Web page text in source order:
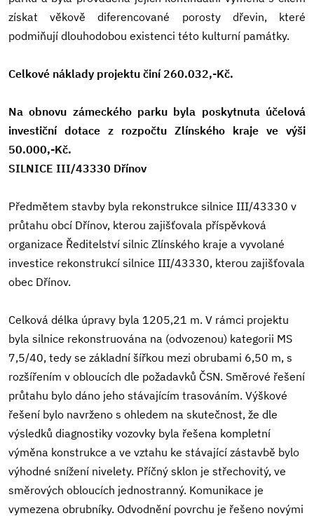
získat věkově diferencované porosty dřevin, které
podmiňují dlouhodobou existenci této kulturní památky.
Celkové náklady projektu činí 260.032,-Kč.
Na obnovu zámeckého parku byla poskytnuta účelová
investiční dotace z rozpočtu Zlínského kraje ve výši
50.000,-Kč.
SILNICE III/43330 Dřínov
Předmětem stavby byla rekonstrukce silnice III/43330 v
průtahu obcí Dřínov, kterou zajišťovala příspěvková
organizace Ředitelství silnic Zlínského kraje a vyvolané
investice rekonstrukcí silnice III/43330, kterou zajišťovala
obec Dřínov.
Celková délka úpravy byla 1205,21 m. V rámci projektu
byla silnice rekonstruována na (odvozenou) kategorii MS
7,5/40, tedy se základní šířkou mezi obrubami 6,50 m, s
rozšířením v obloucích dle požadavků ČSN. Směrové řešení
průtahu bylo dáno jeho stávajícím trasováním. Výškové
řešení bylo navrženo s ohledem na skutečnost, že dle
výsledků diagnostiky vozovky byla řešena kompletní
výměna konstrukce a ve vztahu ke stávající zástavbě bylo
výhodné snížení nivelety. Příčný sklon je střechovitý, ve
směrových obloucích jednostranný. Komunikace je
vymezena obrubníky. Odvodnění povrchu je řešeno novými